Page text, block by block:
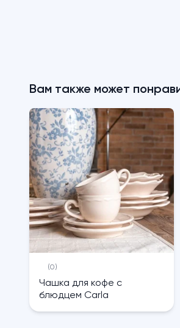
Вам также может
(0)
Чашка для кофе с
блюдцем Carla